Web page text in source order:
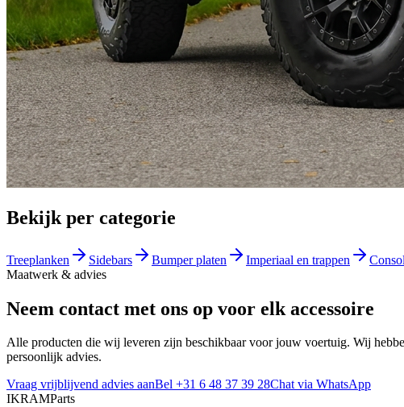
Bekijk per categorie
Treeplanken Sidebars Bumper platen Imperiaal en trappen
Maatwerk & advies
Neem contact met ons op voor elk accessoire
Alle producten die wij leveren zijn beschikbaar voor jouw voertuig. Wij
persoonlijk advies.
Vraag vrijblijvend advies aanBel +31 6 48 37 39 28Chat via WhatsApp
IKRAMParts